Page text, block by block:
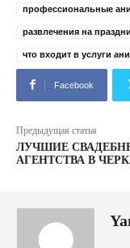
профессиональные
развлечения на
что входит в услуги
Facebook
Предыдущая статья
ЛУЧШИЕ
АГЕНТСТВА В